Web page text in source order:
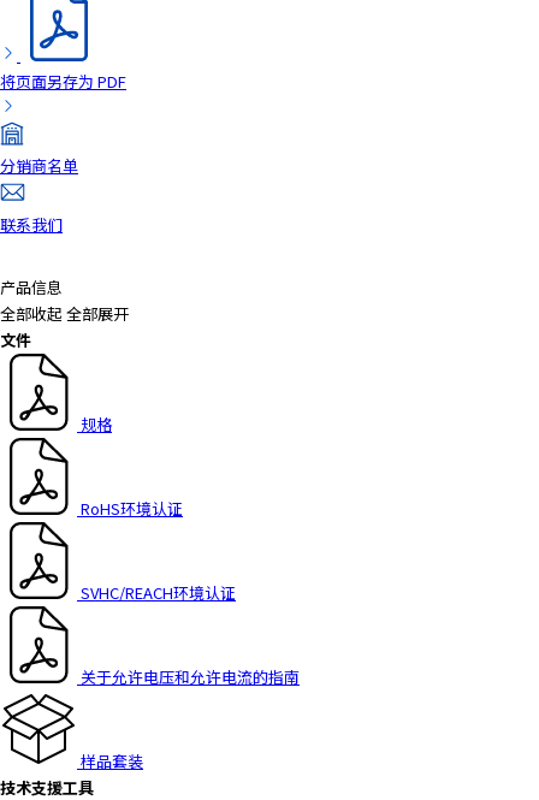
将页面另存为 PDF
分销商名单
联系我们
产品信息
全部收起 全部展开
文件
规格
RoHS环境认证
SVHC/REACH环境认证
关于允许电压和允许电流的指南
样品套装
技术支援工具